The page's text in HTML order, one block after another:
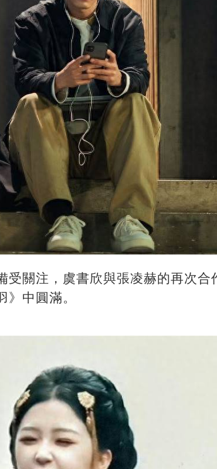
受關注，虞書欣與張凌赫的再次
中圓滿。